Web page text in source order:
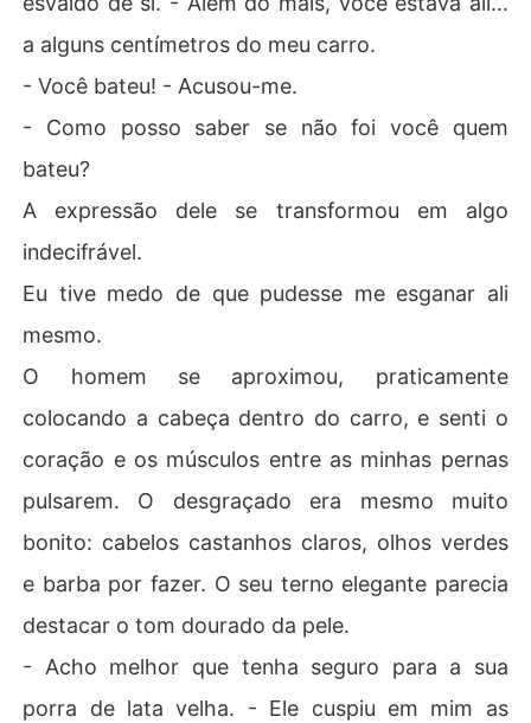
a alguns centímetros do meu carro.
- Você bateu! - Acusou-me.
- Como posso saber se não foi você quem
bateu?
A expressão dele se transformou em algo
indecifrável.
Eu tive medo de que pudesse me esganar ali
mesmo.
O homem se aproximou, praticamente
colocando a cabeça dentro do carro, e senti o
coração e os músculos entre as minhas pernas
pulsarem. O desgraçado era mesmo muito
bonito: cabelos castanhos claros, olhos verdes
e barba por fazer. O seu terno elegante parecia
destacar o tom dourado da pele.
- Acho melhor que tenha seguro para a sua
porra de lata velha. - Ele cuspiu em mim as